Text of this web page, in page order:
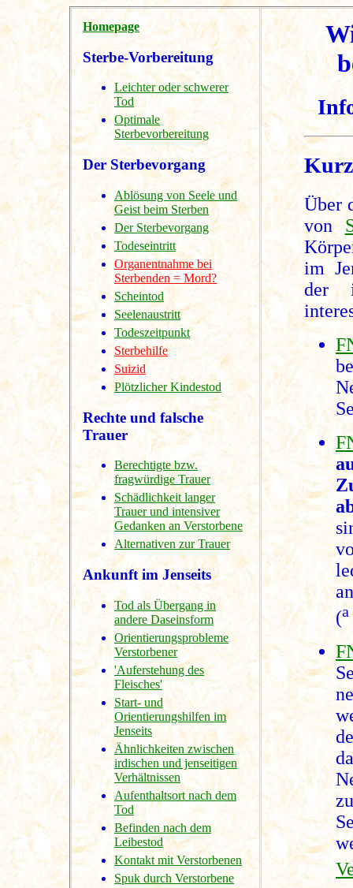
Homepage
Sterbe-Vorbereitung
Leichter oder schwerer
Tod
Optimale
Sterbevorbereitung
Der Sterbevorgang
Ablösung von Seele und
Geist beim Sterben
Der Sterbevorgang
Todeseintritt
Organentnahme bei
Sterbenden = Mord?
Scheintod
Seelenaustritt
Todeszeitpunkt
Sterbehilfe
Suizid
Plötzlicher Kindestod
Rechte und falsche
Trauer
Berechtigte bzw.
fragwürdige Trauer
Schädlichkeit langer
Trauer und intensiver
Gedanken an Verstorbene
Alternativen zur Trauer
Ankunft im Jenseits
Tod als Übergang in
andere Daseinsform
Orientierungsprobleme
Verstorbener
'Auferstehung des
Fleisches'
Start- und
Orientierungshilfen im
Jenseits
Ähnlichkeiten zwischen
irdischen und jenseitigen
Verhältnissen
Aufenthaltsort nach dem
Tod
Befinden nach dem
Leibestod
Kontakt mit Verstorbenen
Spuk durch Verstorbene
Über
von
im
der
(a